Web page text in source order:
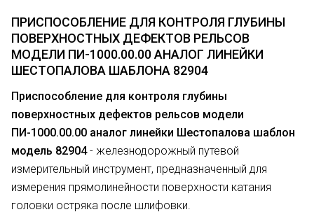
ПРИСПОСОБЛЕНИЕ ДЛЯ КОНТРОЛЯ ГЛУБИНЫ
ПОВЕРХНОСТНЫХ ДЕФЕКТОВ РЕЛЬСОВ
МОДЕЛИ ПИ-1000.00.00 АНАЛОГ ЛИНЕЙКИ
ШЕСТОПАЛОВА ШАБЛОНА 82904
Приспособление для контроля глубины
поверхностных дефектов рельсов модели
ПИ-1000.00.00 аналог линейки Шестопалова шаблон
модель 82904- железнодорожный путевой
измерительный инструмент, предназначенный для
измерения прямолинейности поверхности катания
головки остряка после шлифовки.